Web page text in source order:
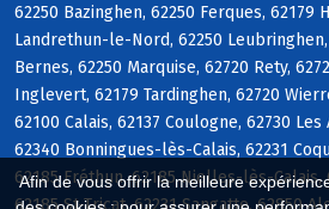
Afin de vous offrir la meilleure
62250 Bazinghen, 62250 Ferques, 62179
Landrethun-le-Nord, 62250
Bernes, 62250 Marquise, 62720 Rety,
Inglevert, 62179 Tardinghen, 62720
62100 Calais, 62137 Coulogne, 62730
62340 Bonningues-lès-Calais, 62231
62185 Fréthun, 62185 Nielles-lès-Calais,